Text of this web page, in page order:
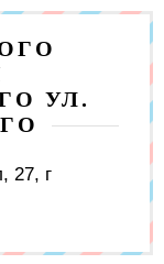
УЛ.
27, г